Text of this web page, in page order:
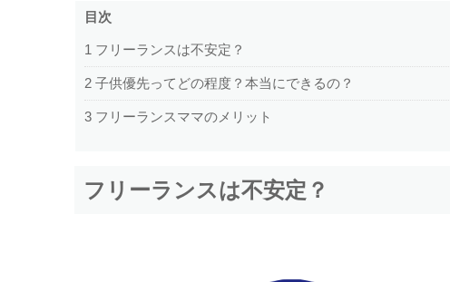
目次
1 フリーランスは不安定？
2 子供優先ってどの程度？本当にできるの？
3 フリーランスママのメリット
フリーランスは不安定？